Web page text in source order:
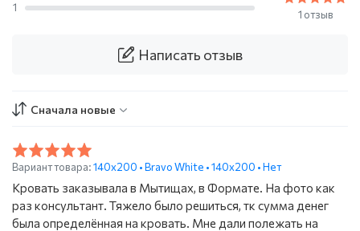
1
1 отзыв
Написать отзыв
Сначала новые
Вариант товара:140x200 • Bravo White • 140х200 • Нет
Кровать заказывала в Мытищах, в Формате. На фото как
раз консультант. Тяжело было решиться, тк сумма денег
была определённая на кровать. Мне дали полежать на